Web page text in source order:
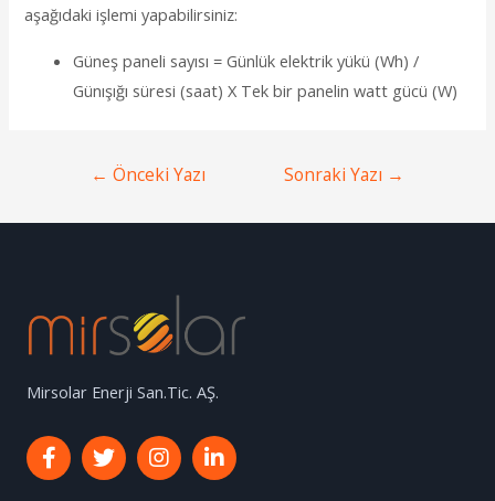
aşağıdaki işlemi yapabilirsiniz:
Güneş paneli sayısı = Günlük elektrik yükü (Wh) /
Günışığı süresi (saat) X Tek bir panelin watt gücü (W)
← Önceki Yazı Sonraki Yazı →
Mirsolar Enerji San.Tic. AŞ.